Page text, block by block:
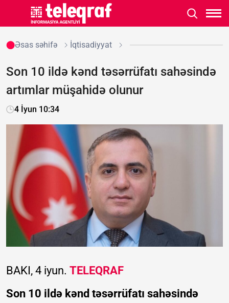
Əsas səhifə İqtisadiyyat
Son 10 ildə kənd təsərrüfatı sahəsində
artımlar müşahidə olunur
4 İyun 10:34
BAKI, 4 iyun. TELEQRAF
Son 10 ildə kənd təsərrüfatı sahəsində